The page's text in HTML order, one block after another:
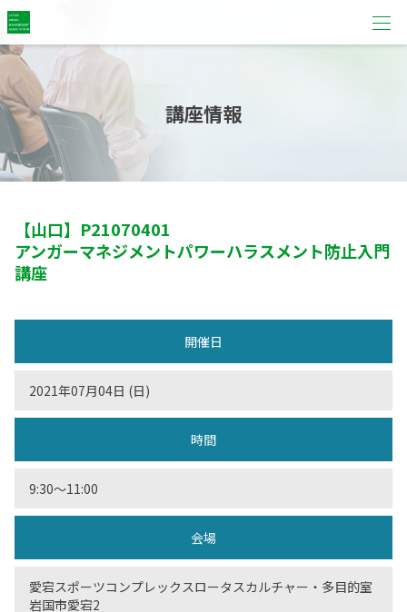
講座情報
【山口】 P21070401
アンガーマネジメントパワーハラスメント防止入門
講座
開催日
2021年07月04日 (日)
時間
9:30〜11:00
会場
愛宕スポーツコンプレックスロータスカルチャー・多目的室
岩国市愛宕2